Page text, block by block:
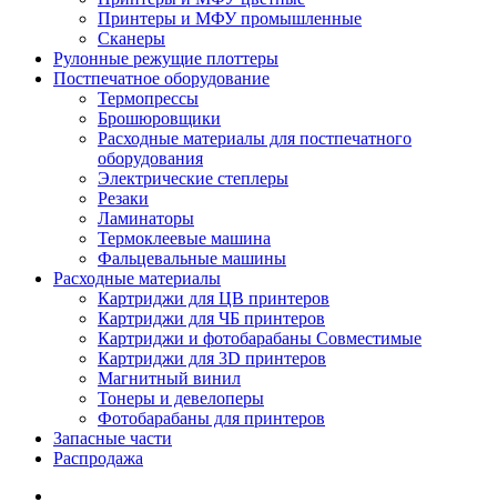
Принтеры и МФУ промышленные
Сканеры
Рулонные режущие плоттеры
Постпечатное оборудование
Термопрессы
Брошюровщики
Расходные материалы для постпечатного
оборудования
Электрические степлеры
Резаки
Ламинаторы
Термоклеевые машина
Фальцевальные машины
Расходные материалы
Картриджи для ЦВ принтеров
Картриджи для ЧБ принтеров
Картриджи и фотобарабаны Совместимые
Картриджи для 3D принтеров
Магнитный винил
Тонеры и девелоперы
Фотобарабаны для принтеров
Запасные части
Распродажа